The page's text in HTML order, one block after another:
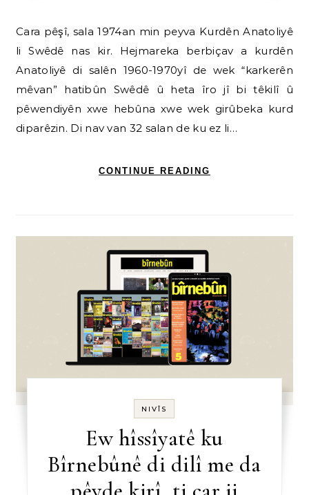
Cara pêşî, sala 1974an min peyva Kurdên Anatoliyê
li Swêdê nas kir. Hejmareka berbiçav a kurdên
Anatoliyê di salên 1960-1970yî de wek “karkerên
mêvan” hatibûn Swêdê û heta îro jî bi têkilî û
pêwendiyên xwe hebûna xwe wek girûbeka kurd
diparêzin. Di nav van 32 salan de ku ez li…
CONTINUE READING
NIVÎS
Ew hîssîyatê ku
Bîrnebûnê di dilî me da